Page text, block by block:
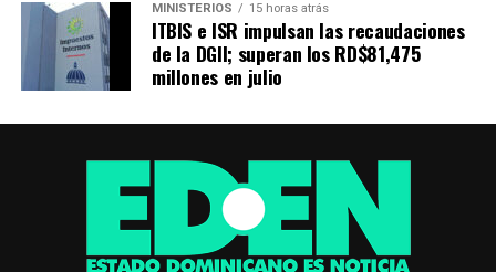
MINISTERIOS 15 horas atrás
ITBIS e ISR impulsan las recaudaciones
de la DGII; superan los RD$81,475
millones en julio